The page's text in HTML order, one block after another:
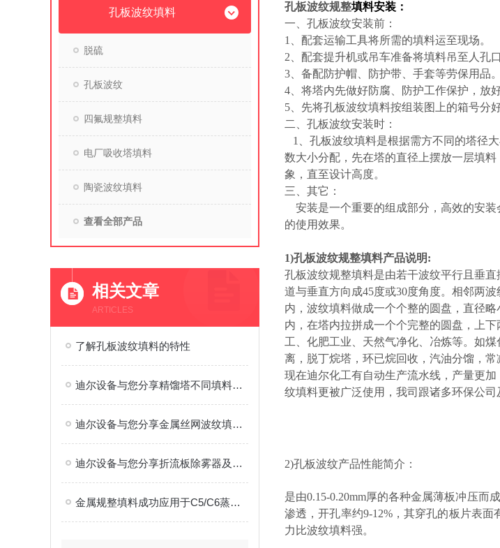
孔板波纹填料
脱硫
孔板波纹
四氟规整填料
电厂吸收塔填料
陶瓷波纹填料
查看全部产品
相关文章
ARTICLES
了解孔板波纹填料的特性
迪尔设备与您分享精馏塔不同填料的作用
迪尔设备与您分享金属丝网波纹填料的应用
迪尔设备与您分享折流板除雾器及应用
金属规整填料成功应用于C5/C6蒸出塔系统 并为客户提质增效
孔板波纹规整填料安装：
一、孔板波纹安装前：
1、配套运输工具将所需的填料运至现场。
2、配套提升机或吊车准备将填料吊至人孔口
3、备配防护帽、防护带、手套等劳保用品。
4、将塔内先做好防腐、防护工作保护，放
5、先将孔板波纹填料按组装图上的箱号分
二、孔板波纹安装时：
1、孔板波纹填料是根据需方不同的塔径
数大小分配，先在塔的直径上摆放一层填
象，直至设计高度。
三、其它：
安装是一个重要的组成部分，高效的安
的使用效果。
1)孔板波纹规整填料产品说明:
孔板波纹规整填料是由若干波纹平行且垂
道与垂直方向成45度或30度角度。相邻两
内，波纹填料做成一个个整的圆盘，直径
内，在塔内拉拼成一个个完整的圆盘，上
工、化肥工业、天然气净化、冶炼等。如
离，脱丁烷塔，环已烷回收，汽油分馏，常
现在迪尔化工有自动生产流水线，产量更
纹填料更被广泛使用，我司跟诸多环保公
2)孔板波纹产品性能简介：
是由0.15-0.20mm厚的各种金属薄板冲压而
渗透，开孔率约9-12%，其穿孔的板片表
力比波纹填料强。